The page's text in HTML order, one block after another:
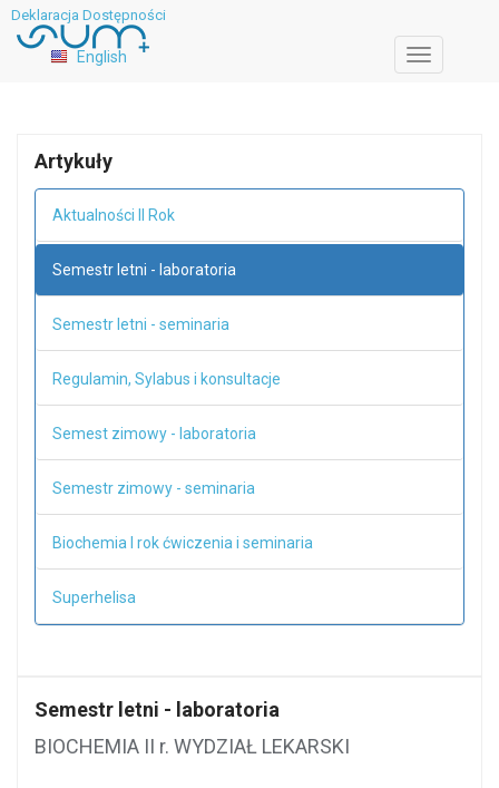
Deklaracja Dostępności
Toggle
English
Artykuły
Aktualności II Rok
Semestr letni - laboratoria
Semestr letni - seminaria
Regulamin, Sylabus i konsultacje
Semest zimowy - laboratoria
Semestr zimowy - seminaria
Biochemia I rok ćwiczenia i seminaria
Superhelisa
Semestr letni - laboratoria
BIOCHEMIA II r. WYDZIAŁ LEKARSKI